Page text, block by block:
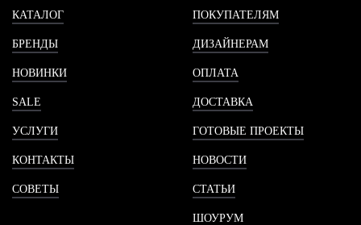
КАТАЛОГ
БРЕНДЫ
НОВИНКИ
SALE
УСЛУГИ
КОНТАКТЫ
СОВЕТЫ
ПОКУПАТЕЛЯМ
ДИЗАЙНЕРАМ
ОПЛАТА
ДОСТАВКА
ГОТОВЫЕ ПРОЕКТЫ
НОВОСТИ
СТАТЬИ
ШОУРУМ